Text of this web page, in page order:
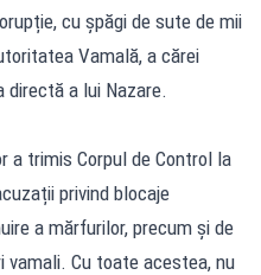
cu șpăgi de sute de mii
Vamală, a cărei
a lui Nazare.
a trimis Corpul de Control la
privind blocaje
a mărfurilor, precum și de
Cu toate acestea, nu